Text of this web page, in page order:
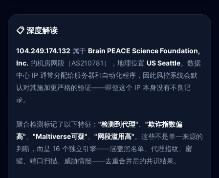
📋 深度解读
104.249.174.132 属于 Brain PEACE Science Foundation,
Inc. 的机房网段（AS210781），地理位置 US Seattle。数据
中心 IP 通常分配给服务器和自动化程序，因此风控系统会默
认对其施加更严格的验证——即使这个 IP 本身没有不良记
录。
聚合检测标记了以下特征： "检测到代理"
"欺诈指数偏
高"
"Maltiverse可疑" "网段滥用高"。这些不是单一来源的
判断，而是 16 个独立引擎——涵盖黑名单、代理指纹、蜜
罐、端口扫描、威胁情报——去重合并后的共识结果。